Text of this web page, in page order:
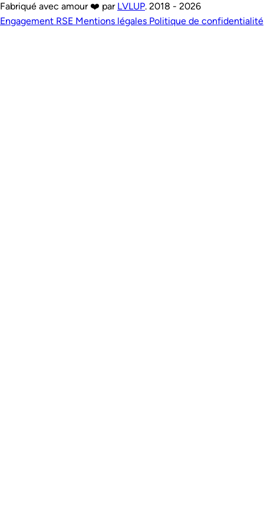
Fabriqué avec amour ❤️ par LVLUP. 2018 - 2026
Engagement RSE Mentions légales Politique de confidentialité